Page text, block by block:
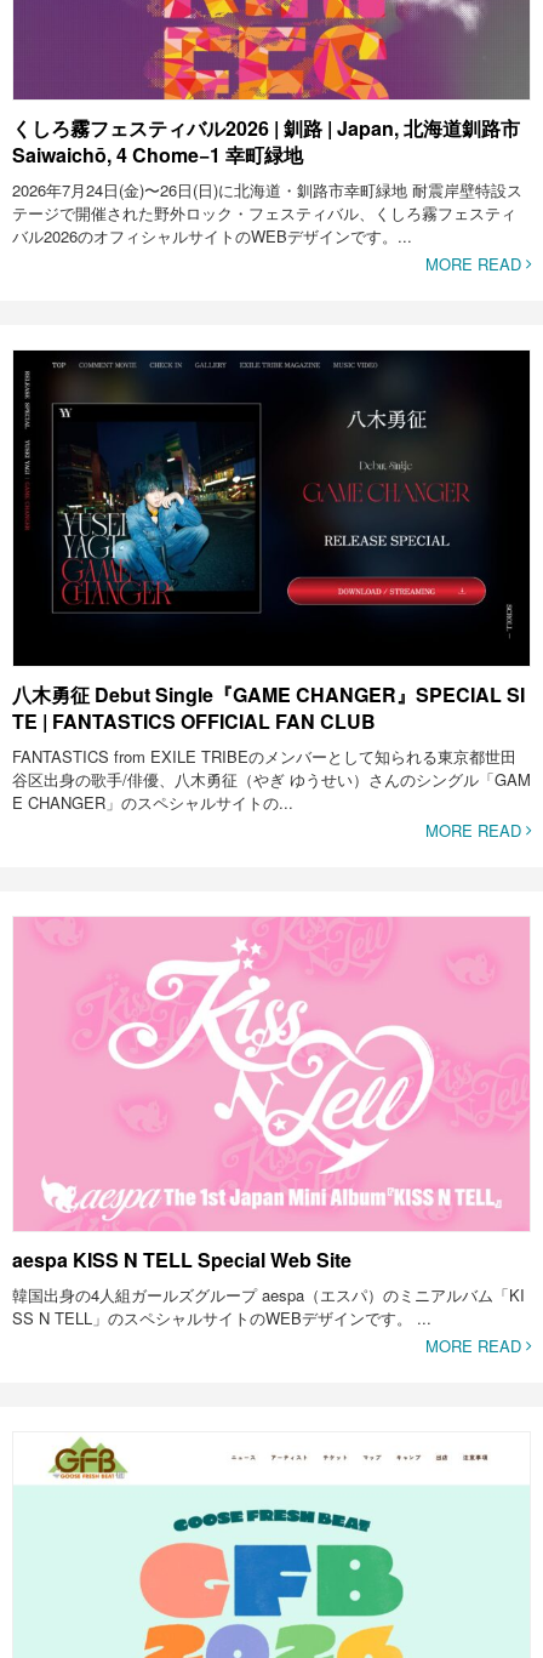
くしろ霧フェスティバル2026 | 釧路 | Japan, 北海道釧路市
Saiwaichō, 4 Chome−1 幸町緑地
2026年7月24日(金)〜26日(日)に北海道・釧路市幸町緑地 耐震岸壁特設ス
テージで開催された野外ロック・フェスティバル、くしろ霧フェスティ
バル2026のオフィシャルサイトのWEBデザインです。...
MORE READ
八木勇征 Debut Single『GAME CHANGER』SPECIAL SI
TE | FANTASTICS OFFICIAL FAN CLUB
FANTASTICS from EXILE TRIBEのメンバーとして知られる東京都世田
谷区出身の歌手/俳優、八木勇征（やぎ ゆうせい）さんのシングル「GAM
E CHANGER」のスペシャルサイトの...
MORE READ
aespa KISS N TELL Special Web Site
韓国出身の4人組ガールズグループ aespa（エスパ）のミニアルバム「KI
SS N TELL」のスペシャルサイトのWEBデザインです。 ...
MORE READ